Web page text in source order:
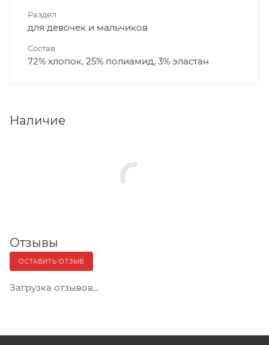
Раздел
для девочек и мальчиков
Состав
72% хлопок, 25% полиамид, 3% эластан
Наличие
Отзывы
ОСТАВИТЬ ОТЗЫВ
Загрузка отзывов...